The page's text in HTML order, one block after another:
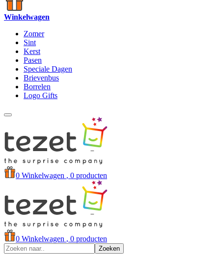
Winkelwagen
Zomer
Sint
Kerst
Pasen
Speciale Dagen
Brievenbus
Borrelen
Logo Gifts
0 Winkelwagen , 0 producten
0 Winkelwagen , 0 producten
Zoeken